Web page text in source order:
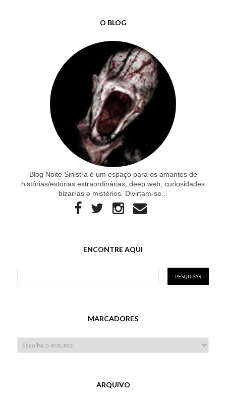
O BLOG
Blog Noite Sinistra é um espaço para os amantes de
histórias/estórias extraordinárias, deep web, curiosidades
bizarras e mistérios. Divirtam-se...
ENCONTRE AQUI
MARCADORES
ARQUIVO